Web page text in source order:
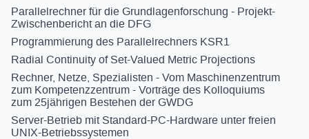
Parallelrechner für die Grundlagenforschung - Projekt-
Zwischenbericht an die DFG
Programmierung des Parallelrechners KSR1
Radial Continuity of Set-Valued Metric Projections
Rechner, Netze, Spezialisten - Vom Maschinenzentrum
zum Kompetenzzentrum - Vorträge des Kolloquiums
zum 25jährigen Bestehen der GWDG
Server-Betrieb mit Standard-PC-Hardware unter freien
UNIX-Betriebssystemen